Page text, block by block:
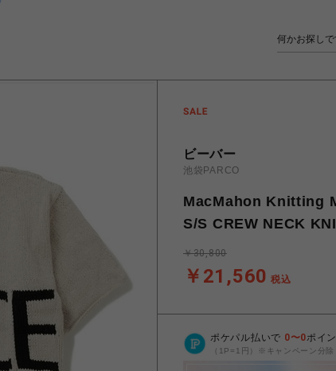
ビーバー
池袋PARCO
MacMahon Knitting
S/S CREW NECK
￥21,560 税込
￥30,800
ポケパル払いで 0〜0ポイ
（1P=1円）※キャンペーン分除